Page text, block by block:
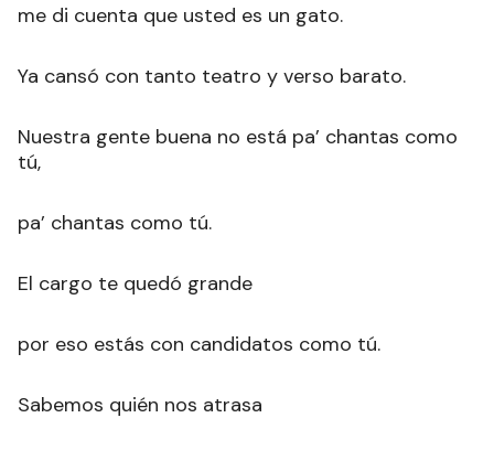
me di cuenta que usted es un gato.
Ya cansó con tanto teatro y verso barato.
Nuestra gente buena no está pa’ chantas como
tú,
pa’ chantas como tú.
El cargo te quedó grande
por eso estás con candidatos como tú.
Sabemos quién nos atrasa